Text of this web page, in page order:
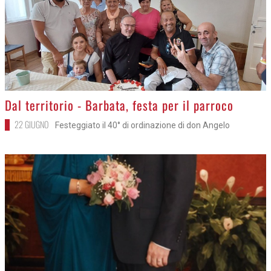
>
Dal territorio - Barbata, festa per il parroco
22 GIUGNO Festeggiato il 40° di ordinazione di don Angelo